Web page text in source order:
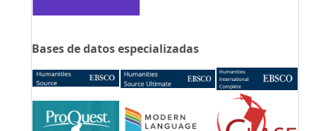
Bases de datos especializadas